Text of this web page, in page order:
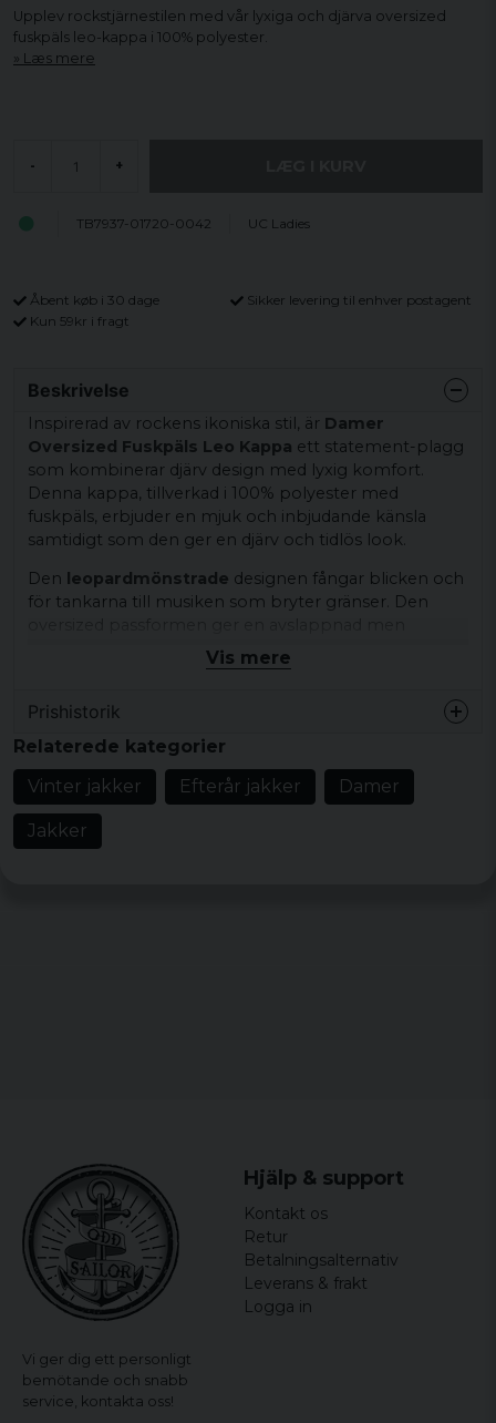
Upplev rockstjärnestilen med vår lyxiga och djärva oversized
fuskpäls leo-kappa i 100% polyester.
Læs mere
- +
TB7937-01720-0042 UC Ladies
Åbent køb i 30 dage
Sikker levering til enhver postagent
Kun 59kr i fragt
Beskrivelse
Inspirerad av rockens ikoniska stil, är Damer
Oversized Fuskpäls Leo Kappa ett statement-plagg
som kombinerar djärv design med lyxig komfort.
Denna kappa, tillverkad i 100% polyester med
fuskpäls, erbjuder en mjuk och inbjudande känsla
samtidigt som den ger en djärv och tidlös look.
Den leopardmönstrade designen fångar blicken och
för tankarna till musiken som bryter gränser. Den
samtidigt stilren silhuett, perfekt för att matcha med
både jeans och klänningar.
Detaljer som de dolda fickorna och den diskreta
Detaljerna är noggrant utformade för att erbjuda både
värme och stil, vilket gör denna kappa till ett utmärkt
val för kyliga dagar.
Gör varje dag till en rockkonsert med denna unika leo-
Vis mere
Prishistorik
Relaterede kategorier
Vinter jakker
Efterår jakker Damer
Jakker
Vi ger dig ett personligt
bemötande och snabb
service, kontakta oss!
Hjälp & support
Kontakt os
Retur
Betalningsalternativ
Leverans & frakt
Logga in